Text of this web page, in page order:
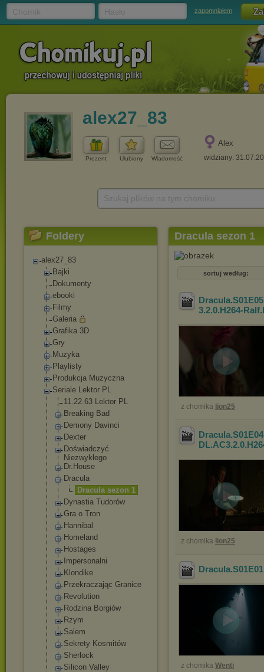
zapomniałem
alex27_83
Prezent Ulubiony Wiadomość
Alex
widziany:
Foldery
alex27_83
Bajki
Dokumenty
ebooki
Filmy
Galeria
Grafika 3D
Gry
Muzyka
Playlisty
Produkcja Muzyczna
Seriale Lektor PL
11.22.63 Lektor PL
Breaking Bad
Demony Davinci
Dexter
Doświadczyć
Niezwykłego
Dr.House
Dracula
Dracula sezon 1
Dynastia Tudorów
Gra o Tron
Hannibal
Homeland
Hostages
Impersonalni
Klondike
Przekraczając Granice
Revolution
Rodzina Borgiów
Rzym
Salem
Sekrety Kosmitów
Sherlock
Silicon Valley
Dracula sezon 1
sortuj według:
3.2.0.H264-
z chomika lion25
z chomika lion25
z chomika Wenti